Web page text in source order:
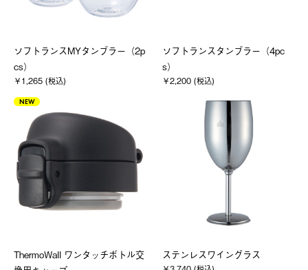
ソフトランスMYタンブラー（2p
cs）
￥1,265 (税込)
ソフトランスタンブラー（4pc
s）
￥2,200 (税込)
NEW
ThermoWall ワンタッチボトル交
ステンレスワイングラス